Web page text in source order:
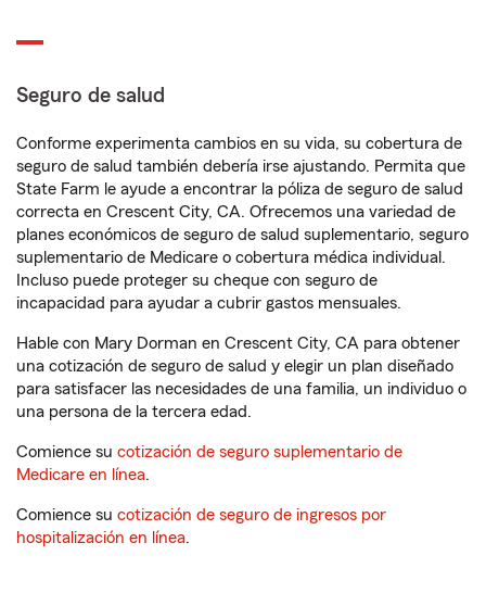
Seguro de salud
Conforme experimenta cambios en su vida, su cobertura de
seguro de salud también debería irse ajustando. Permita que
State Farm le ayude a encontrar la póliza de seguro de salud
correcta en Crescent City, CA. Ofrecemos una variedad de
planes económicos de seguro de salud suplementario, seguro
suplementario de Medicare o cobertura médica individual.
Incluso puede proteger su cheque con seguro de
incapacidad para ayudar a cubrir gastos mensuales.
Hable con Mary Dorman en Crescent City, CA para obtener
una cotización de seguro de salud y elegir un plan diseñado
para satisfacer las necesidades de una familia, un individuo o
una persona de la tercera edad.
Comience su cotización de seguro suplementario de
Medicare en línea.
Comience su cotización de seguro de ingresos por
hospitalización en línea.